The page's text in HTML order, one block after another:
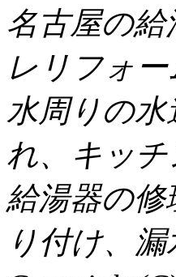
名古屋の
レリフォ
水周りの
れ、キッ
給湯器の
り付け、漏